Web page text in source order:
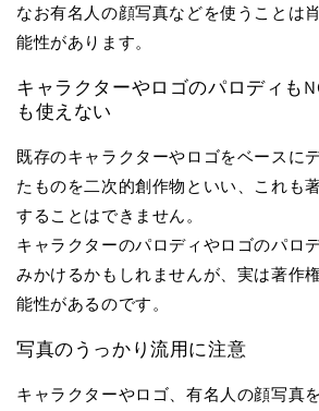
なお有名人の顔写真などを使うことは
能性があります。
キャラクターやロゴのパロディも
も使えない
既存のキャラクターやロゴをベースに
たものを二次的創作物といい、これも
することはできません。
キャラクターのパロディやロゴのパロ
みかけるかもしれませんが、実は著作
能性があるのです。
写真のうっかり流用に注意
キャラクターやロゴ、有名人の顔写真